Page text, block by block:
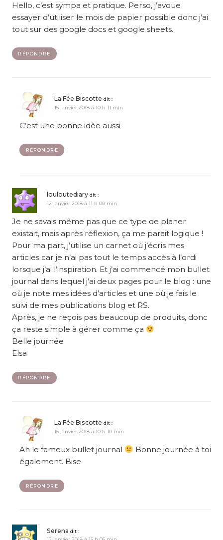
Hello, c’est sympa et pratique. Perso, j’avoue
essayer d’utiliser le mois de papier possible donc j’ai
tout sur des google docs et google sheets.
RÉPONDRE
La Fée Biscotte dit :
15 janvier 2018 à 10 h 11 min
C’est une bonne idée aussi
RÉPONDRE
louloutediary dit :
12 janvier 2018 à 11 h 00 min
Je ne savais même pas que ce type de planer
existait, mais après réflexion, ça me parait logique !
Pour ma part, j’utilise un carnet où j’écris mes
articles car je n’ai pas tout le temps accès à l’ordi
lorsque j’ai l’inspiration. Et j’ai commencé mon bullet
journal dans lequel j’ai deux pages pour le blog : une
où je note mes idées d’articles et une où je fais le
suivi de mes publications blog et RS.
Après, je ne reçois pas beaucoup de produits, donc
ça reste simple à gérer comme ça
Belle journée
Elsa
RÉPONDRE
La Fée Biscotte dit :
15 janvier 2018 à 10 h 10 min
Ah le fameux bullet journal
Bonne journée à toi
également. Bise
RÉPONDRE
Serena dit :